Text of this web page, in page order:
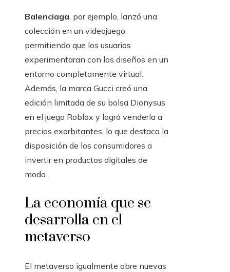
Balenciaga, por ejemplo, lanzó una
colección en un videojuego,
permitiendo que los usuarios
experimentaran con los diseños en un
entorno completamente virtual.
Además, la marca Gucci creó una
edición limitada de su bolsa Dionysus
en el juego Roblox y logró venderla a
precios exorbitantes, lo que destaca la
disposición de los consumidores a
invertir en productos digitales de
moda.
La economía que se
desarrolla en el
metaverso
El metaverso igualmente abre nuevas